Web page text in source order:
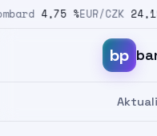
4,75 %EUR/CZK 24,19
Přeskočit na obsah
bp